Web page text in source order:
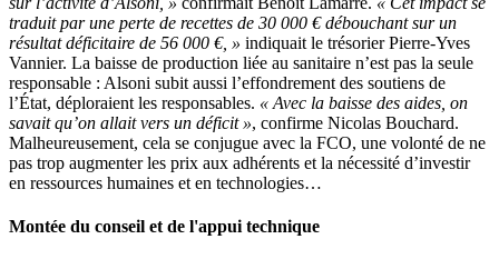
traduit par une perte de recettes de 30 000 € débouchant sur un
résultat déficitaire de 56 000 €, » indiquait le trésorier Pierre-Yves
Vannier. La baisse de production liée au sanitaire n’est pas la seule
responsable : Alsoni subit aussi l’effondrement des soutiens de
l’État, déploraient les responsables. « Avec la baisse des aides, on
savait qu’on allait vers un déficit », confirme Nicolas Bouchard.
Malheureusement, cela se conjugue avec la FCO, une volonté de ne
pas trop augmenter les prix aux adhérents et la nécessité d’investir
en ressources humaines et en technologies…
Montée du conseil et de l'appui technique